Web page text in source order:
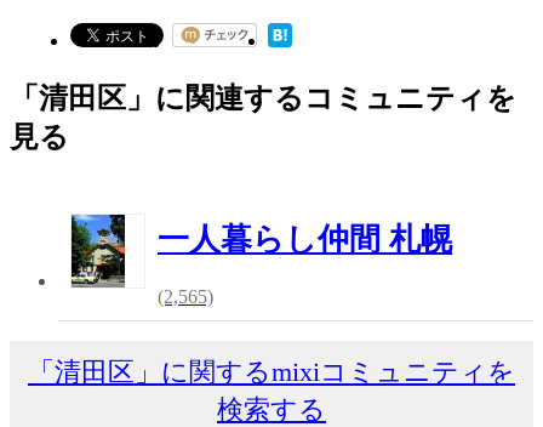
「清田区」に関連するコミュニティを
見る
一人暮らし仲間 札幌
(2,565)
「清田区」に関するmixiコミュニティを
検索する